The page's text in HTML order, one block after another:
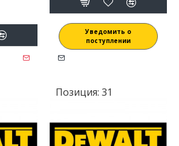
Уведомить о
поступлении
Позиция: 31